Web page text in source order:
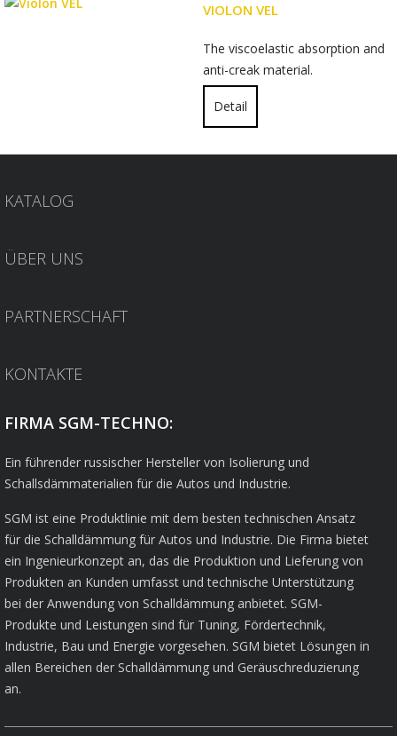
VIOLON VEL
The viscoelastic absorption and
anti-creak material.
Detail
KATALOG
ÜBER UNS
PARTNERSCHAFT
KONTAKTE
FIRMA SGM-TECHNO:
Ein führender russischer Hersteller von Isolierung und
Schallsdämmaterialien für die Autos und Industrie.
SGM ist eine Produktlinie mit dem besten technischen Ansatz
für die Schalldämmung für Autos und Industrie. Die Firma bietet
ein Ingenieurkonzept an, das die Produktion und Lieferung von
Produkten an Kunden umfasst und technische Unterstützung
bei der Anwendung von Schalldämmung anbietet. SGM-
Produkte und Leistungen sind für Tuning, Fördertechnik,
Industrie, Bau und Energie vorgesehen. SGM bietet Lösungen in
allen Bereichen der Schalldämmung und Geräuschreduzierung
an.